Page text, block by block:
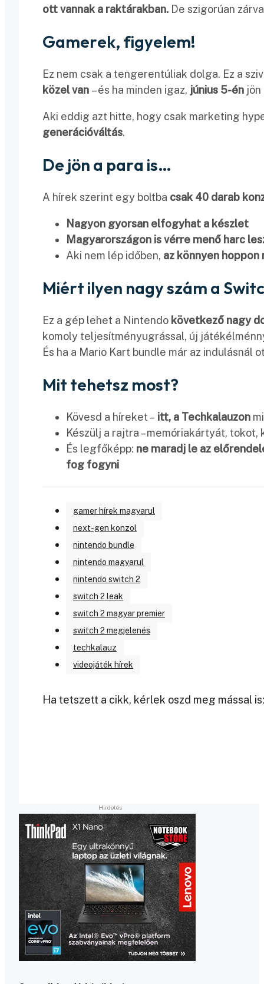
ott vannak a raktárakban. De szigorúan
Gamerek, figyelem!
Ez nem csak a tengerentúliak dolga. Ez a
közel van – és ha minden igaz, június 5-én jön
Aki eddig azt hitte, hogy csak marketing
generációváltás.
De jön a para is…
A hírek szerint egy boltba csak 40 darab
Nagyon gyorsan elfogyhat a készlet
Magyarországon is vérre menő harc
Aki nem lép időben, az könnyen hoppon
Miért ilyen nagy szám a
Ez a gép lehet a Nintendo következő nagy
komoly teljesítményugrással, új
És ha a Mario Kart bundle már az indulásnál
Mit tehetsz most?
Kövesd a híreket – itt, a Techkalauzon
Készülj a rajtra – memóriakártyát,
És legfőképp: ne maradj le az
fog fogyni
gamer hírek magyarul
next-gen konzol
nintendo bundle
nintendo magyarul
nintendo switch 2
switch 2 leak
switch 2 magyar premier
switch 2 megjelenés
techkalauz
videojáték hírek
Ha tetszett a cikk, kérlek oszd meg mással is: